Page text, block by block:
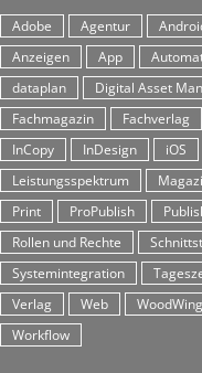
Adobe Agentur
Anzeigen
App
dataplan
Digital Asset
Fachmagazin
Fachverlag
InCopy
InDesign iOS
Leistungsspektrum
Print
ProPublish
Rollen und Rechte
Systemintegration
Verlag
Web WoodWing
Workflow